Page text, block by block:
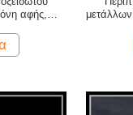
αφής,
μετάλλων